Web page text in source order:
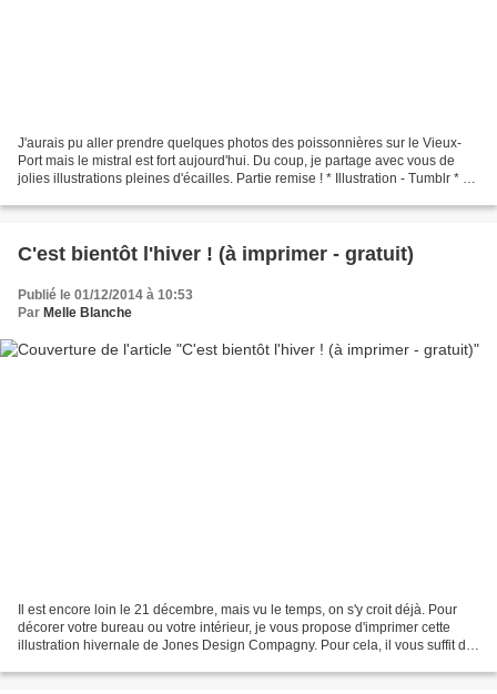
J'aurais pu aller prendre quelques photos des poissonnières sur le Vieux-
Port mais le mistral est fort aujourd'hui. Du coup, je partage avec vous de
jolies illustrations pleines d'écailles. Partie remise ! * Illustration - Tumblr * *
C'est bientôt l'hiver ! (à imprimer - gratuit)
Publié le 01/12/2014 à 10:53
Par Melle Blanche
Il est encore loin le 21 décembre, mais vu le temps, on s'y croit déjà. Pour
décorer votre bureau ou votre intérieur, je vous propose d'imprimer cette
illustration hivernale de Jones Design Compagny. Pour cela, il vous suffit de